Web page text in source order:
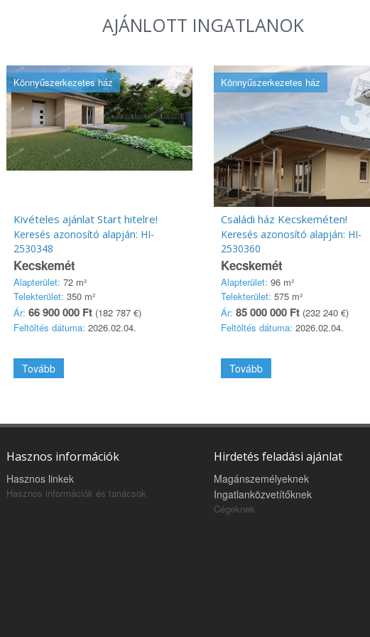
AJÁNLOTT INGATLANOK
Könnyűszerkezetes ház
Kivételes ajánlat Start hitelre!
Keresés azonosító alapján: HI-
2530348
Kecskemét
Alapterület: 72 m²
Telekterület: 350 m²
Ár: 66 900 000 Ft(182 787 €)
Feltöltés dátuma: 2026.02.04.
Tovább
Könnyűszerkezetes ház
Családi ház Kecskeméten!
Keresés azonosító alapján: HI-
2530360
Kecskemét
Alapterület: 96 m²
Telekterület: 575 m²
Ár: 85 000 000 Ft (232 240 €)
Feltöltés dátuma: 2026.02.04.
Tovább
Hasznos információk
Hasznos linkek
Hasznos információk és tanácsok
Hirdetés feladási ajánlat
Magánszemélyeknek
Ingatlanközvetítőknek
Cégeknek